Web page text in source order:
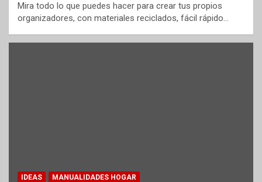
Mira todo lo que puedes hacer para crear tus propios
organizadores, con materiales reciclados, fácil rápido…
IDEAS MANUALIDADES HOGAR